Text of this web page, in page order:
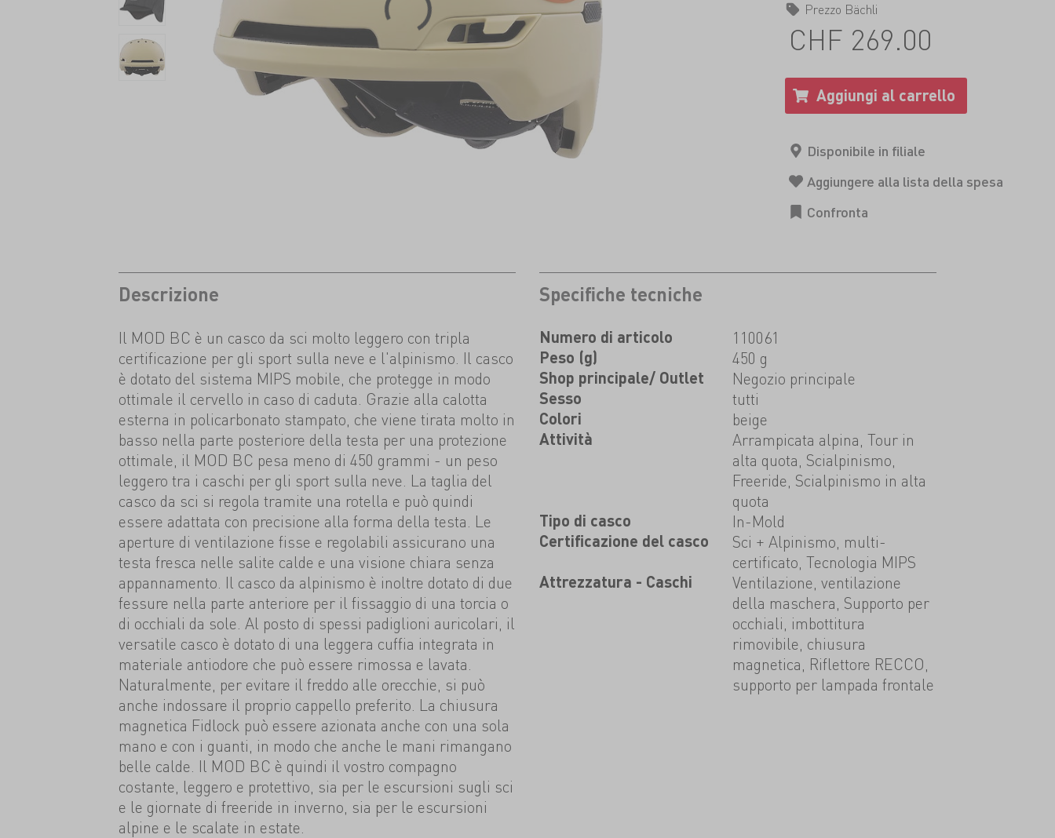
Prezzo Bächli
CHF 269.00
Descrizione
Il MOD BC è un casco da sci molto leggero con tripla
certificazione per gli sport sulla neve e l'alpinismo. Il casco
è dotato del sistema MIPS mobile, che protegge in modo
ottimale il cervello in caso di caduta. Grazie alla calotta
esterna in policarbonato stampato, che viene tirata molto in
basso nella parte posteriore della testa per una protezione
ottimale, il MOD BC pesa meno di 450 grammi - un peso
leggero tra i caschi per gli sport sulla neve. La taglia del
casco da sci si regola tramite una rotella e può quindi
essere adattata con precisione alla forma della testa. Le
aperture di ventilazione fisse e regolabili assicurano una
testa fresca nelle salite calde e una visione chiara senza
appannamento. Il casco da alpinismo è inoltre dotato di due
fessure nella parte anteriore per il fissaggio di una torcia o
di occhiali da sole. Al posto di spessi padiglioni auricolari, il
versatile casco è dotato di una leggera cuffia integrata in
materiale antiodore che può essere rimossa e lavata.
Naturalmente, per evitare il freddo alle orecchie, si può
anche indossare il proprio cappello preferito. La chiusura
magnetica Fidlock può essere azionata anche con una sola
mano e con i guanti, in modo che anche le mani rimangano
belle calde. Il MOD BC è quindi il vostro compagno
costante, leggero e protettivo, sia per le escursioni sugli sci
e le giornate di freeride in inverno, sia per le escursioni
alpine e le scalate in estate.
Specifiche tecniche
Numero di articolo 110061
Peso (g) 450 g
Shop principale/ Outlet Negozio principale
Sesso tutti
Colori beige
Attività
Arrampicata alpina, Tour in
alta quota, Scialpinismo,
Freeride, Scialpinismo in alta
quota
Tipo di casco In-Mold
Certificazione del casco
Sci + Alpinismo, multi-
certificato, Tecnologia MIPS
Attrezzatura - Caschi
Ventilazione, ventilazione
della maschera, Supporto per
occhiali, imbottitura
rimovibile, chiusura
magnetica, Riflettore RECCO,
supporto per lampada frontale